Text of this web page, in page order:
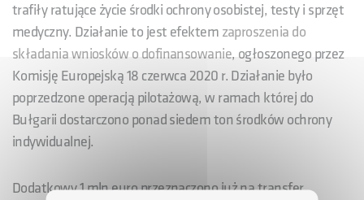
trafiły ratujące życie środki ochrony osobistej, testy i sprzęt
medyczny. Działanie to jest efektem zaproszenia do
składania wniosków o dofinansowanie, ogłoszonego przez
Komisję Europejską 18 czerwca 2020 r. Działanie było
poprzedzone operacją pilotażową, w ramach której do
Bułgarii dostarczono ponad siedem ton środków ochrony
indywidualnej.
Dodatkowy 1 mln euro przeznaczono już na transfer